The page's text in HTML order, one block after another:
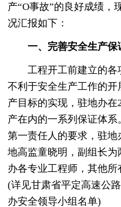
产“O事故”的良好成绩，
况汇报如下：
一、完善安全生产保
工程开工前建立的
不利于安全生产工作的
产目标的实现，驻地办
产在内的一系列保证体
第一责任人的要求，驻
地高监童晓明，副组长
办各专业工程师，其他所
(详见甘肃省平定高速公
办安全领导小组名单)